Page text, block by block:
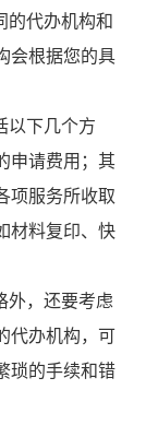
的代办机构和
会根据您的具
以下几个方
申请费用；其
项服务所收取
材料复印、快
外，还要考虑
代办机构，可
琐的手续和错